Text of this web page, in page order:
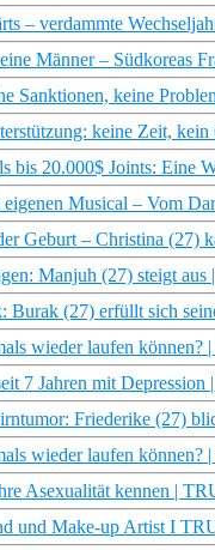
– verdammte
Männer – Südkoreas
Sanktionen, keine
keine Zeit,
bis 20.000$ Joints: Eine
Musical – Vom
Geburt – Christina
Manjuh (27) steigt
Burak (27) erfüllt sich
wieder laufen
7 Jahren mit
Friederike (27)
wieder laufen
Asexualität kennen |
und Make-up Artist I